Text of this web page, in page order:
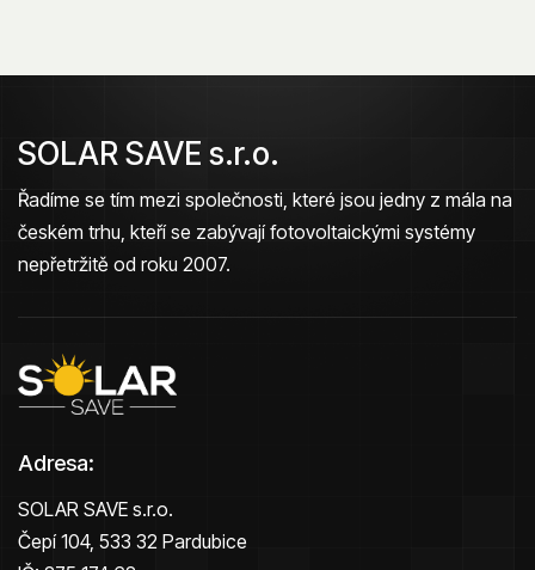
SOLAR SAVE s.r.o.
Řadíme se tím mezi společnosti, které jsou jedny z mála na
českém trhu, kteří se zabývají fotovoltaickými systémy
nepřetržitě od roku 2007.
Adresa:
SOLAR SAVE s.r.o.
Čepí 104, 533 32 Pardubice